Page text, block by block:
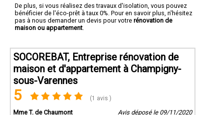
De plus, si vous réalisez des travaux d'isolation, vous pouvez
bénéficier de l'éco-prêt à taux 0%. Pour en savoir plus, n'hésitez
pas à nous demander un devis pour votre rénovation de
maison ou appartement
SOCOREBAT, Entreprise rénovation de
maison et d'appartement à Champigny-
sous-Varennes
5 (1 avis )
Mme T. de Chaumont Avis déposé le 09/11/2020